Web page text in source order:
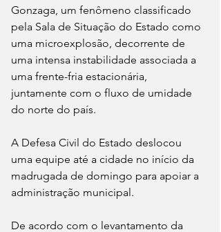
Gonzaga, um fenômeno classificado
pela Sala de Situação do Estado como
uma microexplosão, decorrente de
uma intensa instabilidade associada a
uma frente-fria estacionária,
juntamente com o fluxo de umidade
do norte do país.
A Defesa Civil do Estado deslocou
uma equipe até a cidade no início da
madrugada de domingo para apoiar a
administração municipal.
De acordo com o levantamento da